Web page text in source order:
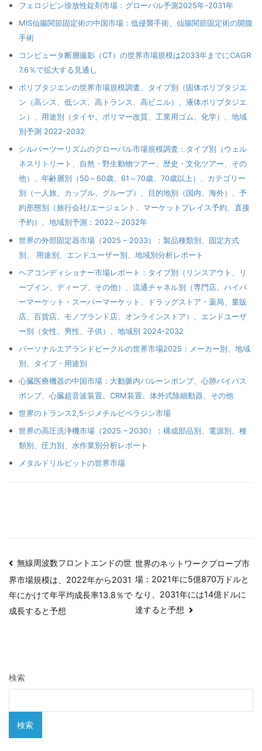
フェロジピン徐放性錠剤市場：グローバル予測2025年-2031年
MIS仙腸関節固定術の中国市場：低侵襲手術、仙腸関節固定術の開腹
手術
コンピュータ断層撮影（CT）の世界市場規模は2033年までにCAGR
7.6％で拡大する見通し
ポリブタジエンの世界市場規模調査、タイプ別（固体ポリブタジエ
ン（高シス、低シス、高トランス、高ビニル）、液体ポリブタジエ
ン）、用途別（タイヤ、ポリマー改質、工業用ゴム、化学）、地域
別予測 2022-2032
シルバーツーリズムのグローバル市場規模調査：タイプ別（ウェル
ネスリトリート、自然・野生動物ツアー、歴史・文化ツアー、その
他）、年齢層別（50～60歳、61～70歳、70歳以上）、カテゴリー
別（一人旅、カップル、グループ）、目的地別（国内、海外）、予
約形態別（旅行会社/エージェント、マーケットプレイス予約、直接
予約）、地域別予測：2022～2032年
世界の外部固定器市場（2025 – 2033）：製品種類別、固定方式
別、 用途別、エンドユーザー別、地域別分析レポート
ヘアコンディショナー市場レポート：タイプ別（リンスアウト、リ
ーブイン、ディープ、その他）、流通チャネル別（専門店、ハイパ
ーマーケット・スーパーマーケット、ドラッグストア・薬局、量販
店、百貨店、モノブランド店、オンラインストア）、エンドユーザ
ー別（女性、男性、子供）、地域別 2024-2032
パーソナルエアランドビークルの世界市場2025：メーカー別、地域
別、タイプ・用途別
心臓医療機器の中国市場：大動脈内バルーンポンプ、心肺バイパス
ポンプ、心臓超音波装置、CRM装置、体外式除細動器、その他
世界のトランス2,5-ジメチルピペラジン市場
世界の高圧洗浄機市場（2025 – 2030）：構成部品別、電源別、種
類別、圧力別、水作業別分析レポート
メタルドリルビットの世界市場
投
稿
ナ
ー
シ
ョ
無線周波数フロントエンドの世
界市場規模は、2022年から2031
年にかけて年平均成長率13.8％で
成長すると予想
世界のネットワークプローブ市
場：2021年に5億870万ドルと
なり、2031年には14億ドルに
達すると予想
検索
検索